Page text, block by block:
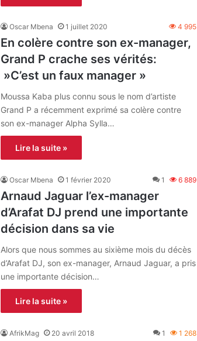
Oscar Mbena 1 juillet 2020 4 995
En colère contre son ex-manager,
Grand P crache ses vérités:
»C’est un faux manager »
Moussa Kaba plus connu sous le nom d’artiste
Grand P a récemment exprimé sa colère contre
son ex-manager Alpha Sylla…
Lire la suite »
Oscar Mbena 1 février 2020 1 6 889
Arnaud Jaguar l’ex-manager
d’Arafat DJ prend une importante
décision dans sa vie
Alors que nous sommes au sixième mois du décès
d’Arafat DJ, son ex-manager, Arnaud Jaguar, a pris
une importante décision…
Lire la suite »
AfrikMag 20 avril 2018 1 1 268